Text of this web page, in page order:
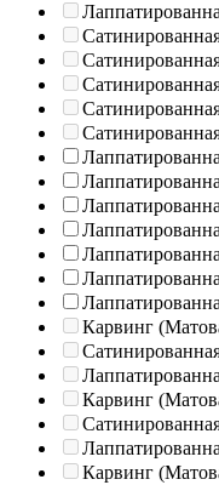
Карвинг
Карвинг
Карвинг